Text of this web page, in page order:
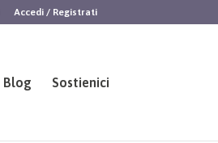
Accedi / Registrati
Blog Sostienici